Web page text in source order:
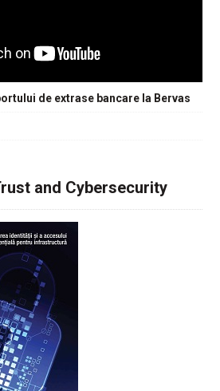
de extrase bancare la Bervas
and Cybersecurity